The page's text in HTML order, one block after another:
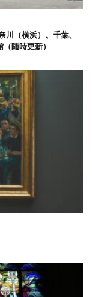
（横浜）、千葉、
随時更新）